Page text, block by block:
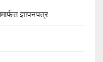
ज्ञापनपत्र